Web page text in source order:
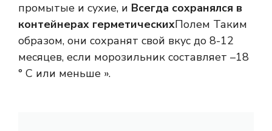
промытые и сухие, и Всегда сохранялся в
контейнерах герметическихПолем Таким
образом, они сохранят свой вкус до 8-12
месяцев, если морозильник составляет –18
° C или меньше ».